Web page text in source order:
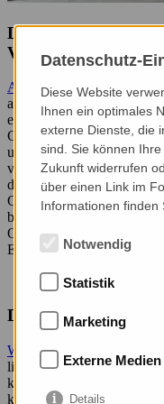
Der besonderer
Vinschgau
Auf unserem Bauernhof
alle sehr zutraulich sind.
einen großen
Gemüsesorten und
unserer täglichen Arbeit
versteckt liegt ein
den Sie gerne für
Genießen Sie am Abend
bezaubernden Blick auf
Ortler, wenn es unten im
Energie im erholsamen
Die Ferienwohnungen
Wir verfügen über zwei
liebevollen Einrichtung
komplett ausgestattet und
kostenfreie WLAN dürfen
Datenschutz-
Diese Website
Ihnen ein optimales
externe Dienste, die
sind. Sie können
Zukunft widerrufen
über einen Link im
Informationen finden
Notwendig
Statistik
Marketing
Externe Medien
Details